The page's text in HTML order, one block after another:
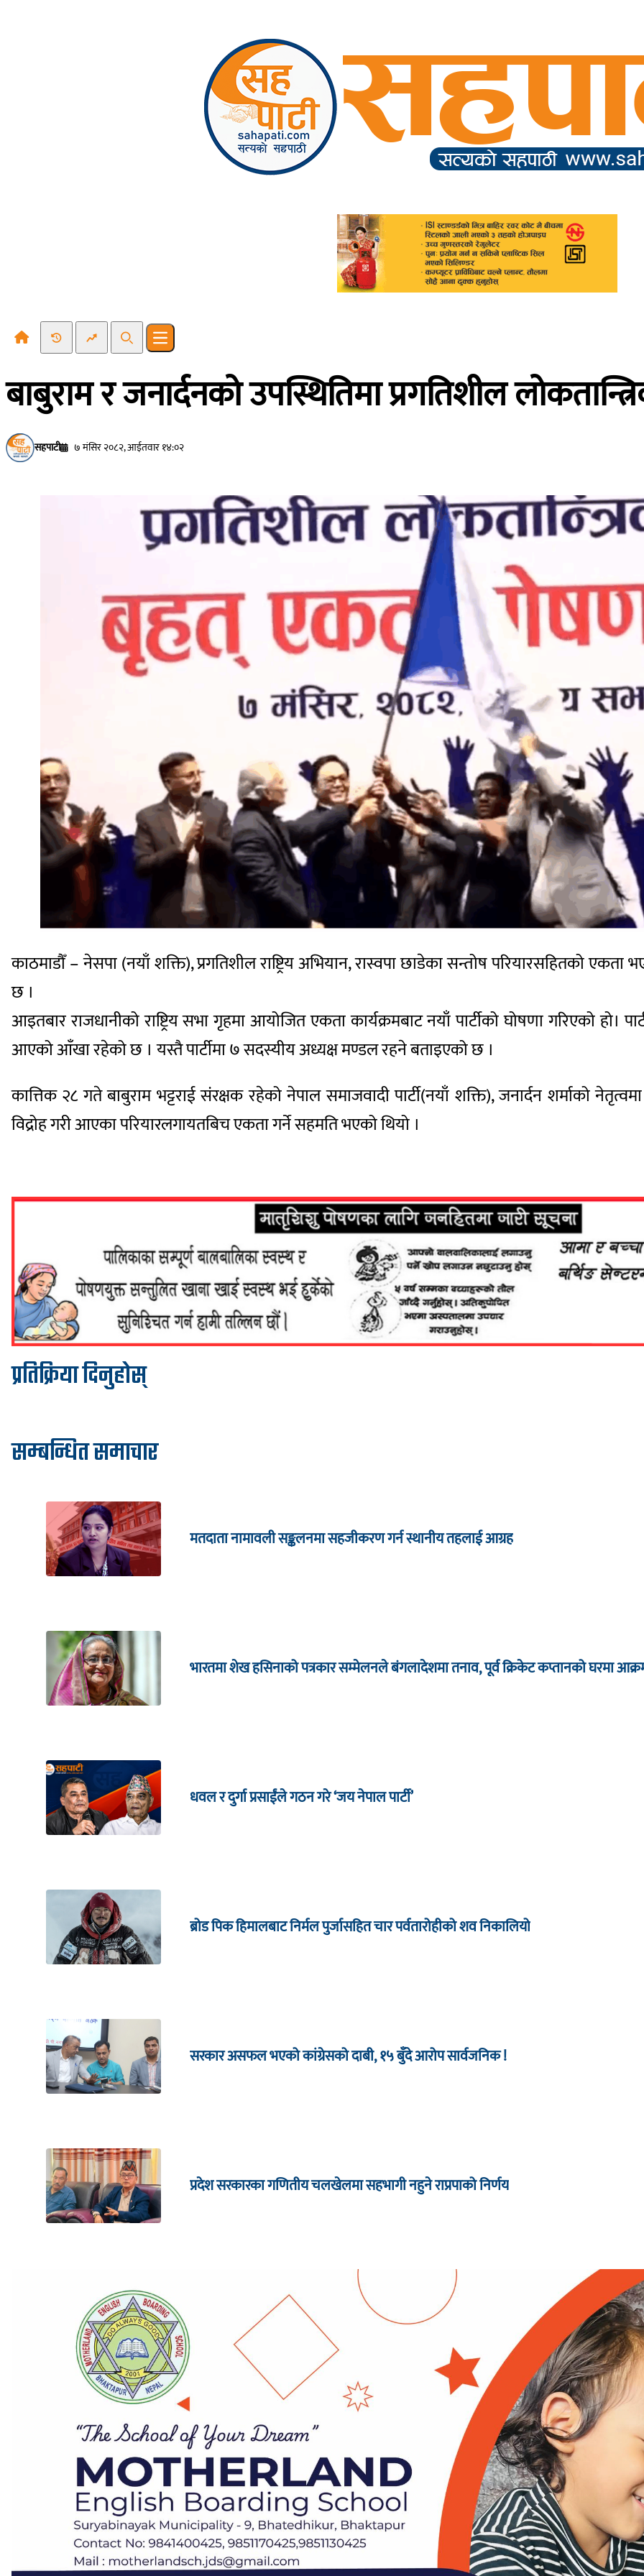
Recent NewsTrending News
SearchOpen main menu
बाबुराम र जनार्दनको उपस्थितिमा प्रगतिशील
सहपाटी ७ मंसिर २०८२, आईतवार १४:०२
काठमाडौँ – नेसपा (नयाँ शक्ति), प्रगतिशील राष्ट्रिय अभियान, रास्वपा छाडेका सन्तोष परियारसहितको एकता
छ ।
आइतबार राजधानीको राष्ट्रिय सभा गृहमा आयोजित एकता कार्यक्रमबाट नयाँ पार्टीको घोषणा गरिएको हो।
आएको आँखा रहेको छ । यस्तै पार्टीमा ७ सदस्यीय अध्यक्ष मण्डल रहने बताइएको छ ।
कात्तिक २८ गते बाबुराम भट्टराई संरक्षक रहेको नेपाल समाजवादी पार्टी(नयाँ शक्ति), जनार्दन शर्माको नेतृत्वमा
विद्रोह गरी आएका परियारलगायतबिच एकता गर्ने सहमति भएको थियो ।
प्रतिक्रिया दिनुहोस्
सम्बन्धित समाचार
मतदाता नामावली सङ्कलनमा सहजीकरण गर्न स्थानीय तहलाई आग्रह
भारतमा शेख हसिनाको पत्रकार सम्मेलनले बंगलादेशमा तनाव, पूर्व क्रिकेट कप्तानको घरमा
धवल र दुर्गा प्रसाईंले गठन गरे ‘जय नेपाल पार्टी’
ब्रोड पिक हिमालबाट निर्मल पुर्जासहित चार पर्वतारोहीको शव निकालियो
सरकार असफल भएको कांग्रेसको दाबी, १५ बुँदे आरोप सार्वजनिक !
प्रदेश सरकारका गणितीय चलखेलमा सहभागी नहुने राप्रपाको निर्णय